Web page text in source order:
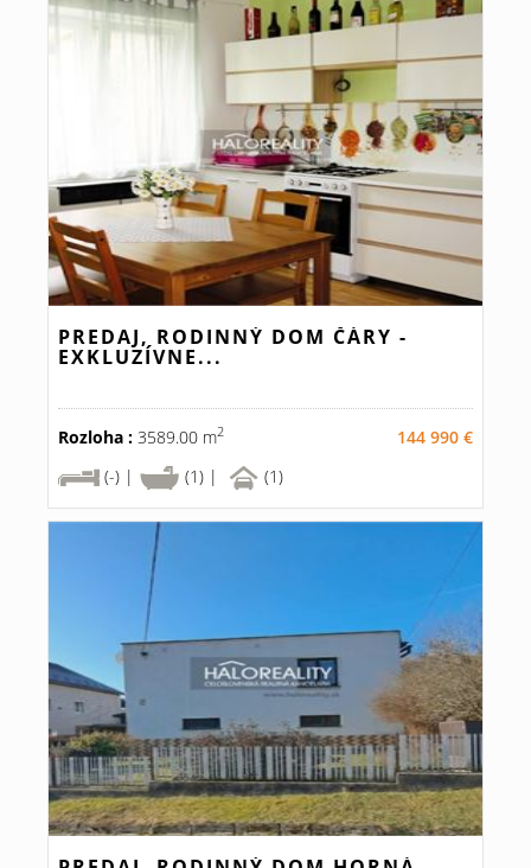
PREDAJ, RODINNÝ DOM ČÁRY -
EXKLUZÍVNE...
Rozloha : 3589.00 m2
144 990 €
(-) |
(1) | (1)